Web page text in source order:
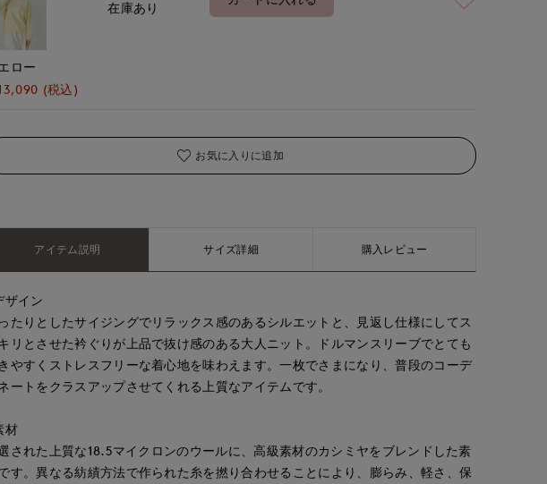
ロー
(税込)
在庫あり
お気に入りに追加
アイテム説明 サイズ詳細 購入レビュー
ザイン
たりとしたサイジングでリラックス感のあるシルエットと、見返し仕様にしてス
リとさせた衿ぐりが上品で抜け感のある大人ニット。ドルマンスリーブでとても
やすくストレスフリーな着心地を味わえます。一枚でさまになり、普段のコーデ
ートをクラスアップさせてくれる上質なアイテムです。
材
された上質な18.5マイクロンのウールに、高級素材のカシミヤをブレンドした素
す。異なる紡績方法で作られた糸を撚り合わせることにより、膨らみ、軽さ、保